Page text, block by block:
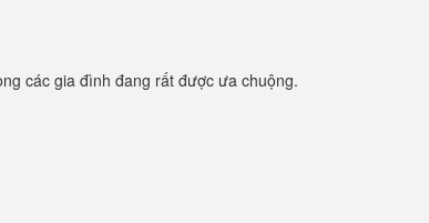
các gia đình đang rất được ưa chuộng.